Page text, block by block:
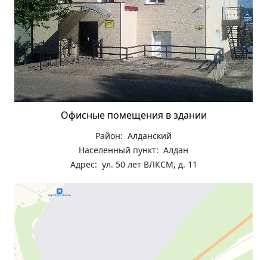
Офисные помещения в здании
Район: Алданский
Населенный пункт: Алдан
Адрес: ул. 50 лет ВЛКСМ, д. 11